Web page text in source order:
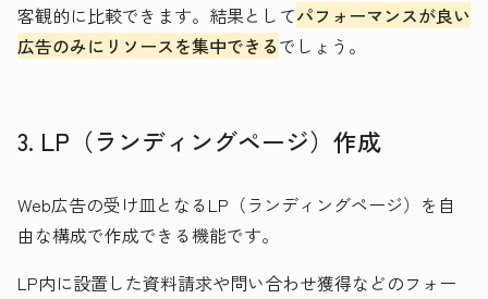
客観的に比較できます。結果としてパフォーマンスが良い
広告のみにリソースを集中できるでしょう。
3. LP（ランディングページ）作成
Web広告の受け皿となるLP（ランディングページ）を自
由な構成で作成できる機能です。
LP内に設置した資料請求や問い合わせ獲得などのフォー